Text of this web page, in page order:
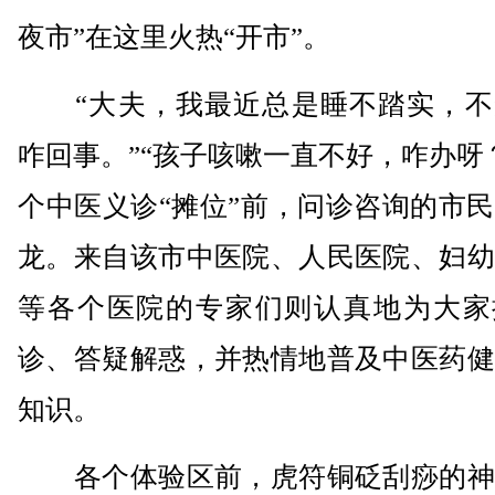
夜市”在这里火热“开市”。
“大夫，我最近总是睡不踏实，不
咋回事。”“孩子咳嗽一直不好，咋办呀
个中医义诊“摊位”前，问诊咨询的市
龙。来自该市中医院、人民医院、妇
等各个医院的专家们则认真地为大
诊、答疑解惑，并热情地普及中医药
知识。
各个体验区前，虎符铜砭刮痧的